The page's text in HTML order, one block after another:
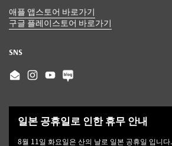
애플 앱스토어 바로가기
구글 플레이스토어 바로가기
SNS
EmailInstagram
YouTube
일본 공휴일로 인한 휴무 안내
8월 11일 화요일은 산의 날로 일본 공휴일 입니다.